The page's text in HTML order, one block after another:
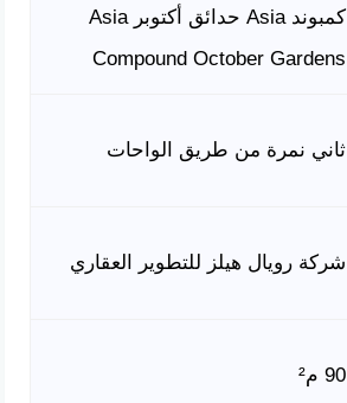
كمبوند Asia حدائق أكتوبر Asia
Compound October Gardens
ثاني نمرة من طريق الواحات
شركة رويال هيلز للتطوير العقاري
90 م²